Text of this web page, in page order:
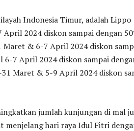
Indonesia Timur, adalah Lippo
2024 diskon sampai dengan
Maret & 6-7 April 2024 diskon
6-7 April 2024 diskon sampai
Maret & 5-9 April 2024 diskon
jumlah kunjungan di mal
menjelang hari raya Idul Fitri